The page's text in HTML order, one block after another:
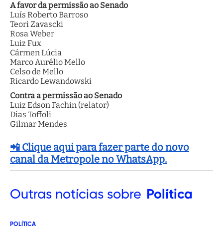
A favor da permissão ao Senado
Luís Roberto Barroso
Teori Zavascki
Rosa Weber
Luiz Fux
Cármen Lúcia
Marco Aurélio Mello
Celso de Mello
Ricardo Lewandowski
Contra a permissão ao Senado
Luiz Edson Fachin (relator)
Dias Toffoli
Gilmar Mendes
📲 Clique aqui para fazer parte do novo
canal da Metropole no WhatsApp.
Outras notícias sobre Política
POLÍTICA